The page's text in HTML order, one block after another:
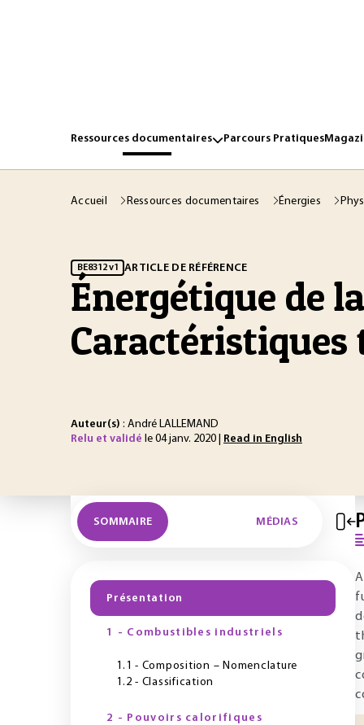
Ressources documentaires Parcours Pratiques
Accueil Ressources documentaires Énergies
BE8312 v1 ARTICLE DE RÉFÉRENCE
Énergétique de
Caractéristiques
Auteur(s) : André LALLEMAND
Relu et validé le 04 janv. 2020 | Read in English
SOMMAIRE MÉDIAS
Présentation
1 - Combustibles industriels
1.1 - Composition – Nomenclature
1.2 - Classification
2 - Pouvoirs calorifiques